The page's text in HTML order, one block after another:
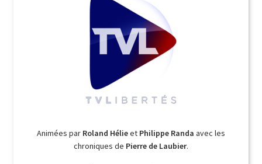
Animées par Roland Hélieet Philippe Randa avec les
chroniques de Pierre de Laubier.